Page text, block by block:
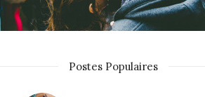
Postes Populaires